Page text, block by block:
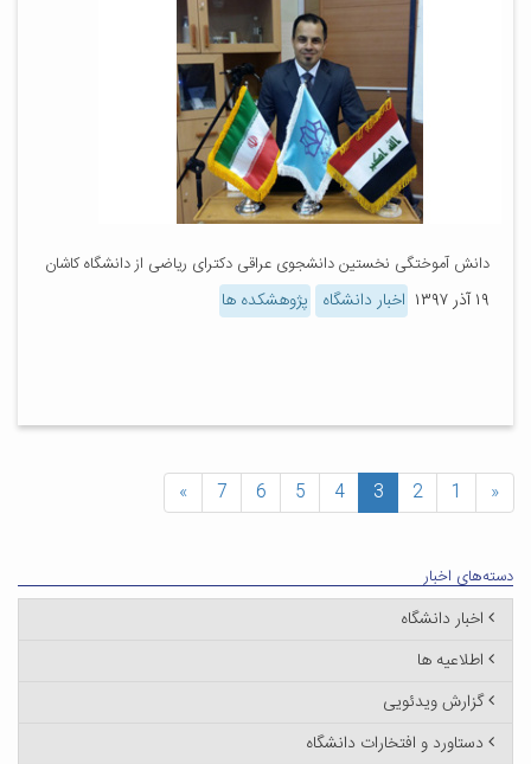
دانش آموختگی نخستین دانشجوی عراقی دکترای ریاضی از دانشگاه کاشان
۱۹ آذر ۱۳۹۷ اخبار دانشگاه پژوهشکده ها
«
1
2
3
4
5
6
7
»
دسته‌های اخبار
اخبار دانشگاه
اطلاعیه ها
گزارش ویدئویی
دستاورد و افتخارات دانشگاه